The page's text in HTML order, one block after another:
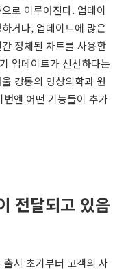
로 이루어진다. 업데이
거나, 업데이트에 많은
정체된 차트를 사용한
업데이트가 신선하다는
강동의 영상의학과 원
엔 어떤 기능들이 추가
전달되고 있음
시 초기부터 고객의 사